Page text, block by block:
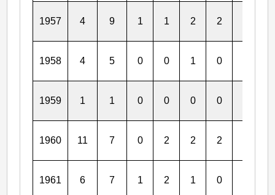
1957 4 9 1 1 2 2
1958 4 5 0 0 1 0
1959 1 1 0 0 0 0
1960 11 7 0 2 2 2
1961 6 7 1 2 1 0